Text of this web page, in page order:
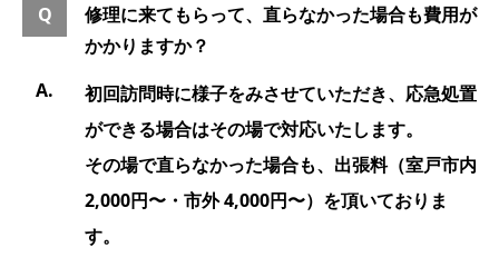
修理に来てもらって、直らなかった場合も費用が
かかりますか？
初回訪問時に様子をみさせていただき、応急処置
ができる場合はその場で対応いたします。
その場で直らなかった場合も、出張料（室戸市内
2,000円〜・市外 4,000円〜）を頂いておりま
す。